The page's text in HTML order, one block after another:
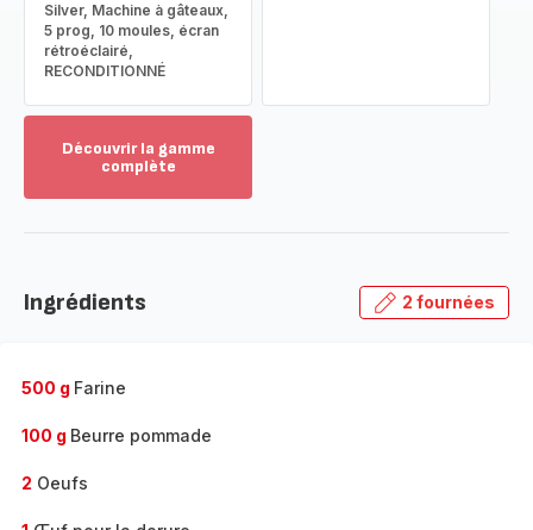
Silver, Machine à gâteaux,
5 prog, 10 moules, écran
rétroéclairé,
RECONDITIONNÉ
Découvrir la gamme
complète
gamme
Ingrédients 2 fournées
500 g Farine
100 g Beurre pommade
2 Oeufs